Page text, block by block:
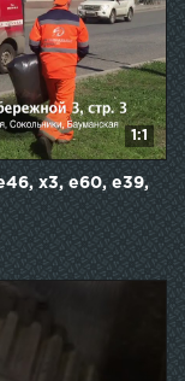
1:1
x3, e60, e39,